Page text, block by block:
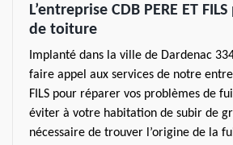
L’entreprise CDB PERE ET
de toiture
Implanté dans la ville de Dardenac
faire appel aux services de notre
FILS pour réparer vos problèmes de
éviter à votre habitation de subir de
nécessaire de trouver l’origine de la